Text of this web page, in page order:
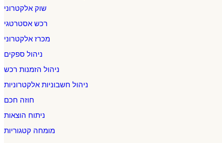
שוק אלקטרוני
רכש אסטרטגי
מכרז אלקטרוני
ניהול ספקים
ניהול הזמנות רכש
ניהול חשבוניות אלקטרוניות
חוזה חכם
ניתוח הוצאות
מומחה קטגוריות